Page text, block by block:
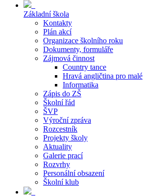
Základní škola
Kontakty
Plán akcí
Organizace školního roku
Dokumenty, formuláře
Zájmová činnost
Country tance
Hravá angličtina pro malé
Informatika
Zápis do ZŠ
Školní řád
ŠVP
Výroční zpráva
Rozcestník
Projekty školy
Aktuality
Galerie prací
Rozvrhy
Personální obsazení
Školní klub